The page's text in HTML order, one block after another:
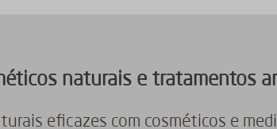
naturais e tratamentos
eficazes com cosméticos e